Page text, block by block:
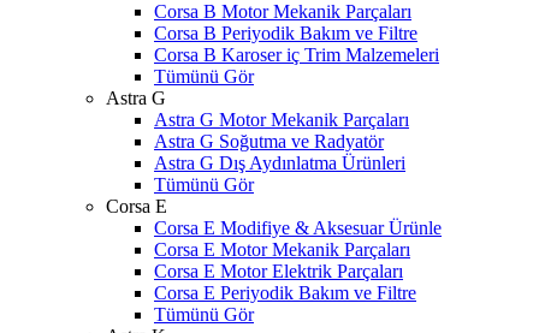
Corsa B Motor Mekanik Parçaları
Corsa B Periyodik Bakım ve Filtre
Corsa B Karoser iç Trim Malzemeleri
Tümünü Gör
Astra G
Astra G Motor Mekanik Parçaları
Astra G Soğutma ve Radyatör
Astra G Dış Aydınlatma Ürünleri
Tümünü Gör
Corsa E
Corsa E Modifiye & Aksesuar Ürünle
Corsa E Motor Mekanik Parçaları
Corsa E Motor Elektrik Parçaları
Corsa E Periyodik Bakım ve Filtre
Tümünü Gör